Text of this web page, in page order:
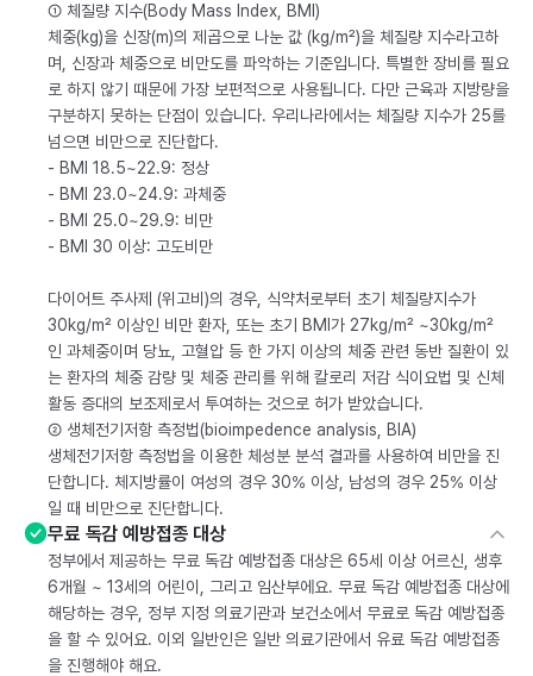
① 체질량 지수(Body Mass Index, BMI)
체중(kg)을 신장(m)의 제곱으로 나눈 값 (kg/m²)을 체질량 지수라고하
며, 신장과 체중으로 비만도를 파악하는 기준입니다. 특별한 장비를 필요
로 하지 않기 때문에 가장 보편적으로 사용됩니다. 다만 근육과 지방량을
구분하지 못하는 단점이 있습니다. 우리나라에서는 체질량 지수가 25를
넘으면 비만으로 진단합다.
- BMI 18.5~22.9: 정상
- BMI 23.0~24.9: 과체중
- BMI 25.0~29.9: 비만
- BMI 30 이상: 고도비만
다이어트 주사제 (위고비)의 경우, 식약처로부터 초기 체질량지수가
30kg/m² 이상인 비만 환자, 또는 초기 BMI가 27kg/m² ~30kg/m²
인 과체중이며 당뇨, 고혈압 등 한 가지 이상의 체중 관련 동반 질환이 있
는 환자의 체중 감량 및 체중 관리를 위해 칼로리 저감 식이요법 및 신체
활동 증대의 보조제로서 투여하는 것으로 허가 받았습니다.
② 생체전기저항 측정법(bioimpedence analysis, BIA)
생체전기저항 측정법을 이용한 체성분 분석 결과를 사용하여 비만을 진
단합니다. 체지방률이 여성의 경우 30% 이상, 남성의 경우 25% 이상
일 때 비만으로 진단합니다.
무료 독감 예방접종 대상
정부에서 제공하는 무료 독감 예방접종 대상은 65세 이상 어르신, 생후
6개월 ~ 13세의 어린이, 그리고 임산부에요. 무료 독감 예방접종 대상에
해당하는 경우, 정부 지정 의료기관과 보건소에서 무료로 독감 예방접종
을 할 수 있어요. 이외 일반인은 일반 의료기관에서 유료 독감 예방접종
을 진행해야 해요.